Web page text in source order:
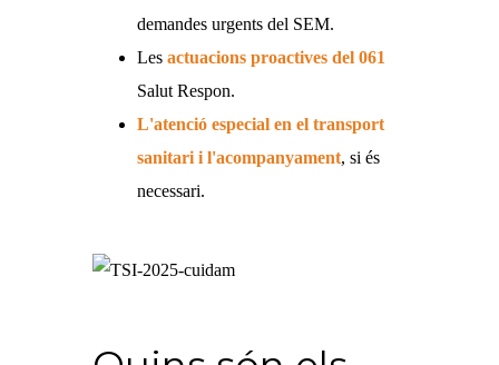
demandes urgents del SEM.
Lesactuacions proactives del 061
Salut Respon.
L'atenció especial en el transport
sanitari i l'acompanyament, si és
necessari.